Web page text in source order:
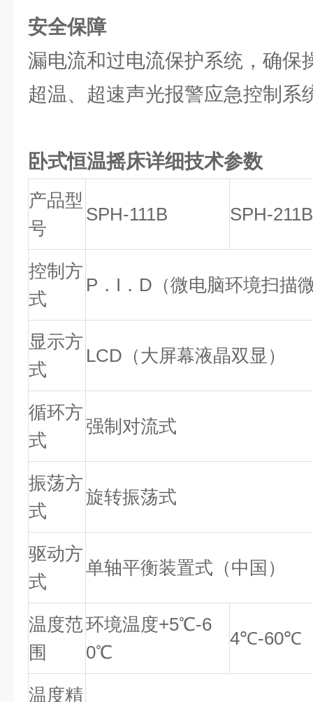
安全保障
漏电流和过电流保护系统，确保
超温、超速声光报警应急控制系
卧式恒温摇床详细技术参数
产品型
号
SPH-111B SPH-211B
控制方
式
P．I．D（微电脑环境扫描
显示方
式
LCD（大屏幕液晶双显）
循环方
式
强制对流式
振荡方
式
旋转振荡式
驱动方
式
单轴平衡装置式（中国）
温度范
围
环境温度+5℃-6
0℃
4℃-60℃
温度精